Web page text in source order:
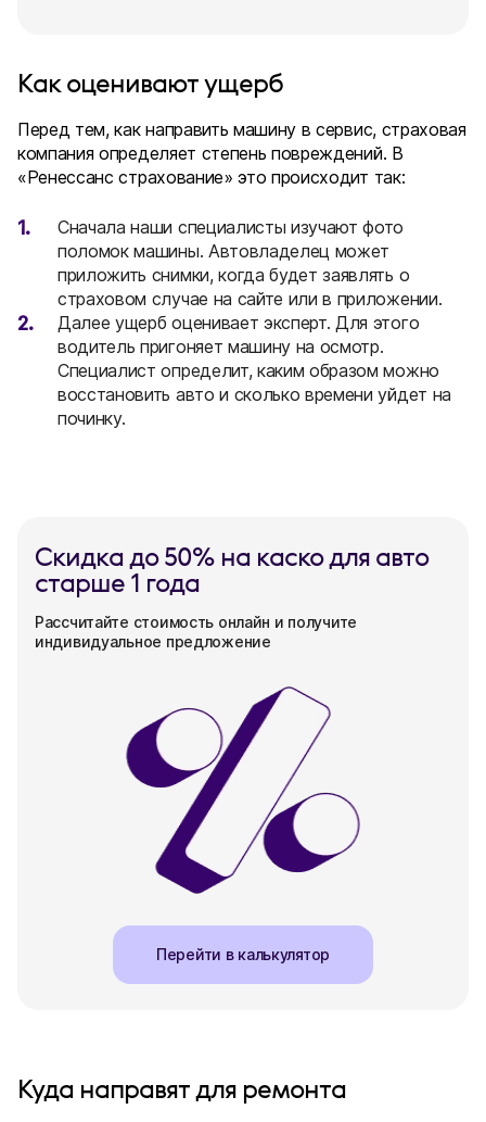
Как оценивают ущерб
Перед тем, как направить машину в сервис, страховая
компания определяет степень повреждений. В
«Ренессанс страхование» это происходит так:
Сначала наши специалисты изучают фото
поломок машины. Автовладелец может
приложить снимки, когда будет заявлять о
страховом случае на сайте или в приложении.
Далее ущерб оценивает эксперт. Для этого
водитель пригоняет машину на осмотр.
Специалист определит, каким образом можно
восстановить авто и сколько времени уйдет на
починку.
Скидка до 50% на каско для авто
старше 1 года
Рассчитайте стоимость онлайн и получите
индивидуальное предложение
Перейти в калькулятор
Куда направят для ремонта